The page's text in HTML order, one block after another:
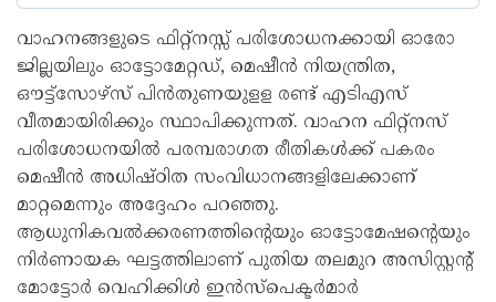
വാഹനങ്ങളുടെ ഫിറ്റ്‌നസ്സ് പരിശോധനക്കായി ഓരോ
ജില്ലയിലും ഓട്ടോമേറ്റഡ്, മെഷീൻ നിയന്ത്രിത,
ഔട്ട്‌സോഴ്‌സ് പിൻതുണയുളള രണ്ട് എടിഎസ്
വീതമായിരിക്കും സ്ഥാപിക്കുന്നത്. വാഹന ഫിറ്റ്‌നസ്
പരിശോധനയിൽ പരമ്പരാഗത രീതികൾക്ക് പകരം
മെഷീൻ അധിഷ്ഠിത സംവിധാനങ്ങളിലേക്കാണ്
മാറ്റമെന്നും അദ്ദേഹം പറഞ്ഞു.
ആധുനികവൽക്കരണത്തിന്റെയും ഓട്ടോമേഷന്റെയും
നിർണായക ഘട്ടത്തിലാണ് പുതിയ തലമുറ അസിസ്റ്റന്റ്
മോട്ടോർ വെഹിക്കിൾ ഇൻസ്‌പെക്ടർമാർ